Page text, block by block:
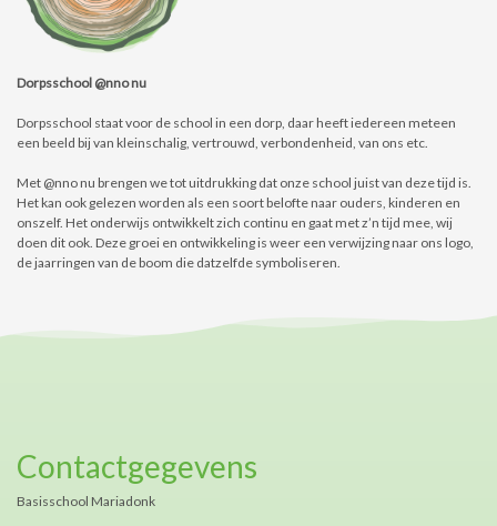
Dorpsschool @nno nu
Dorpsschool staat voor de school in een dorp, daar heeft iedereen meteen
een beeld bij van kleinschalig, vertrouwd, verbondenheid, van ons etc.
Met @nno nu brengen we tot uitdrukking dat onze school juist van deze tijd is.
Het kan ook gelezen worden als een soort belofte naar ouders, kinderen en
onszelf. Het onderwijs ontwikkelt zich continu en gaat met z’n tijd mee, wij
doen dit ook. Deze groei en ontwikkeling is weer een verwijzing naar ons logo,
de jaarringen van de boom die datzelfde symboliseren.
Contactgegevens
Basisschool Mariadonk